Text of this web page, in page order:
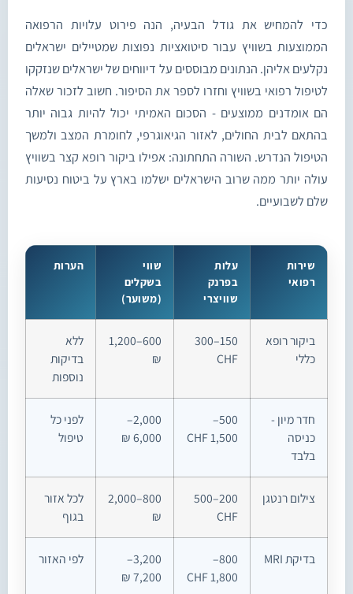
כדי להמחיש את גודל הבעיה, הנה פירוט עלויות הרפואה
הממוצעות בשוויץ עבור סיטואציות נפוצות שמטיילים ישראלים
נקלעים אליהן. הנתונים מבוססים על דיווחים של ישראלים שנזקקו
לטיפול רפואי בשוויץ וחזרו לספר את הסיפור. חשוב לזכור שאלה
הם אומדנים ממוצעים - הסכום האמיתי יכול להיות גבוה יותר
בהתאם לבית החולים, לאזור הגיאוגרפי, לחומרת המצב ולמשך
הטיפול הנדרש. השורה התחתונה: אפילו ביקור רופא קצר בשוויץ
עולה יותר ממה שרוב הישראלים ישלמו בארץ על ביטוח נסיעות
שלם לשבועיים.
שירות
רפואי
עלות
בפרנק
שוויצרי
שווי
בשקלים
(משוער)
הערות
ביקור רופא
כללי
150–300
CHF
600–1,200
₪
ללא
בדיקות
נוספות
חדר מיון -
כניסה
בלבד
500–
1,500 CHF
2,000–
6,000 ₪
לפני כל
טיפול
צילום רנטגן
200–500
CHF
800–2,000
₪
לכל אזור
בגוף
בדיקת MRI
800–
1,800 CHF
3,200–
7,200 ₪
לפי האזור